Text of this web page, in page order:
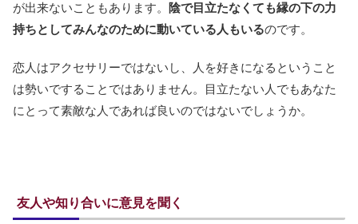
が出来ないこともあります。
陰で目立たなくても縁の下の力
持ちとしてみんなのために動いている人もいるのです。
恋人はアクセサリーではないし、人を好きになるということ
は勢いですることではありません。目立たない人でもあなた
にとって素敵な人であれば良いのではないでしょうか。
友人や知り合いに意見を聞く